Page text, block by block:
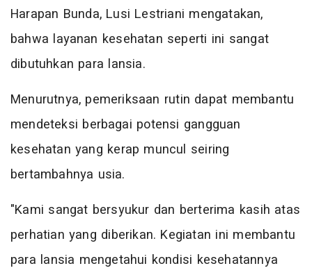
Harapan Bunda, Lusi Lestriani mengatakan,
bahwa layanan kesehatan seperti ini sangat
dibutuhkan para lansia.
Menurutnya, pemeriksaan rutin dapat membantu
mendeteksi berbagai potensi gangguan
kesehatan yang kerap muncul seiring
bertambahnya usia.
"Kami sangat bersyukur dan berterima kasih atas
perhatian yang diberikan. Kegiatan ini membantu
para lansia mengetahui kondisi kesehatannya